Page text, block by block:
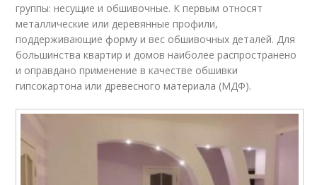
группы: несущие и обшивочные. К первым относят
металлические или деревянные профили,
поддерживающие форму и вес обшивочных деталей. Для
большинства квартир и домов наиболее распространено
и оправдано применение в качестве обшивки
гипсокартона или древесного материала (МДФ).